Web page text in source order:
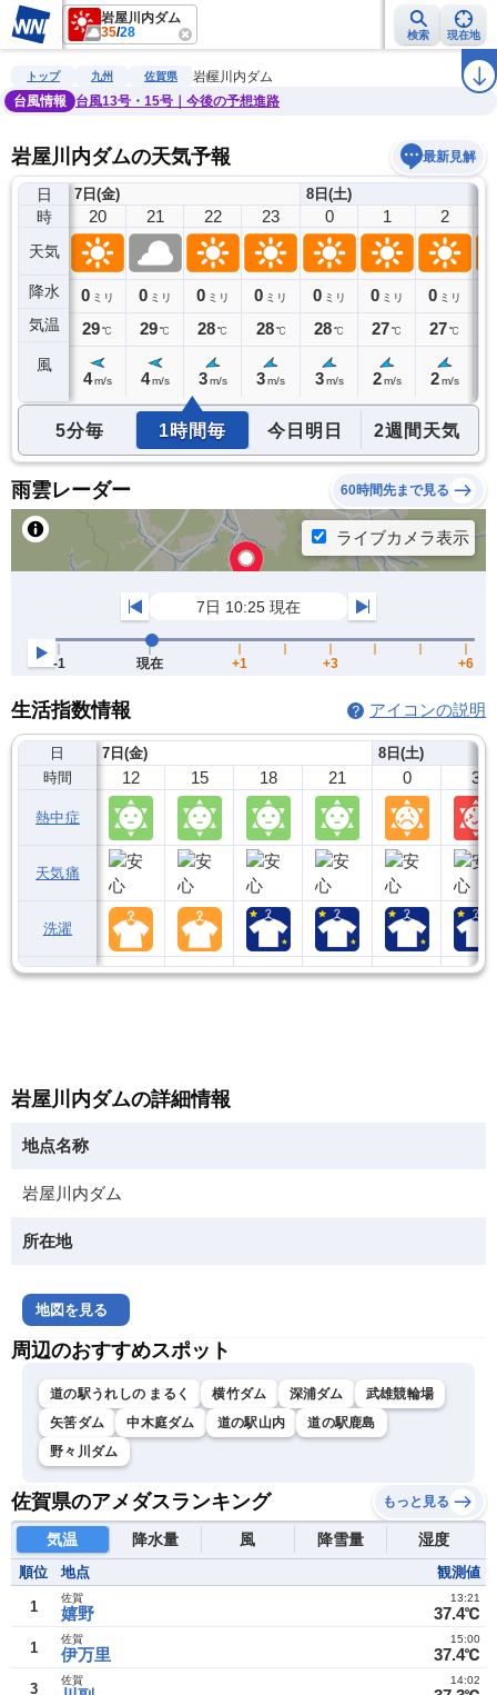
岩屋川内ダム
35/28 検索 現在地
雨雲レーダー 台風情報 地震情報 ラ
トップ 九州 佐賀県
岩屋川内ダム
台風情報
台風13号・15号｜今後の予想進路
岩屋川内ダムの天気予報 最新見解
日
時
天気
降水
気温
風
7日(金)
19
0ミリ
30℃
20
0 ミリ
29℃
4 m/s
21
0 ミリ
29℃
4 m/s
22
0 ミリ
28℃
3 m/s
23
0 ミリ
28 ℃
3m/s
8日(土)
0
0 ミリ
28℃
3 m/s
1
0 ミリ
27℃
2 m/s
2
0 ミリ
27℃
2 m/s
5分毎 1時間毎 今日明日 2週間天気
雨雲レーダー 60時間先まで見る
生活指数情報 アイコンの説明
日
時間
熱中症
天気痛
洗濯
7日(金)
12 15 18 21
8日(土)
0 3
岩屋川内ダムの詳細情報
地点名称
岩屋川内ダム
所在地
地図を見る
周辺のおすすめスポット
道の駅うれしの まるく 横竹ダム 深浦ダム
武雄競輪場
矢筈ダム
中木庭ダム 道の駅山内
道の駅鹿島
野々川ダム
佐賀県のアメダスランキング もっと見る
気温 降水量 風 降雪量 湿度
順位 地点 観測値
1 嬉野
佐賀
37.4℃
13:21
1 伊万里
佐賀
37.4℃
15:00
3 佐賀 14:02